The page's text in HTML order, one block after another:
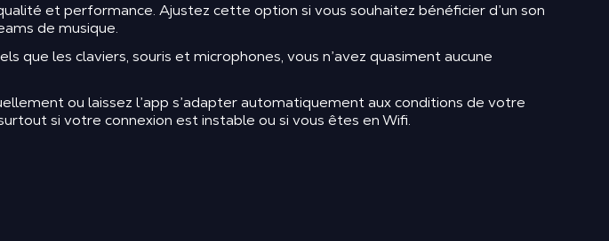
et performance. Ajustez cette option si vous souhaitez bénéficier d’un son
de musique.
que les claviers, souris et microphones, vous n’avez quasiment aucune
ou laissez l’app s’adapter automatiquement aux conditions de votre
si votre connexion est instable ou si vous êtes en Wifi.